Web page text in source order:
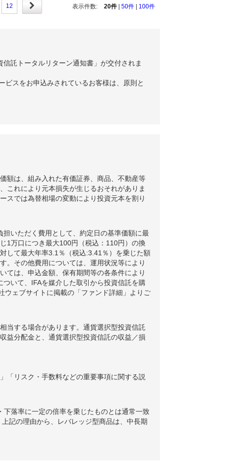
12 表示件数: 20件 50件 100件
託トータルリターン通知書」が交付されま
ビスをお申込みされているお客様は、原則と
額は、組み入れた有価証券、商品、不動産等
これにより元本損失が生じるおそれがありま
スでは為替相場の変動により投資元本を割り
いただく費用として、約定日の基準価額に最
1万口につき最大100円（税込：110円）の換
して最大年率3.1％（税込:3.41％）を乗じた額
。その他費用については、運用状況等により
ては、申込金額、保有期間等の各条件により
いて、IFAを媒介した取引から投資信託を購
ウェブサイトに掲載の「ファンド詳細」よりご
当する場合があります。通貨選択型投資信託
益分配金と、通貨選択型投資信託の収益／損
「リスク・手数料などの重要事項に関する説
落率に一定の倍率を乗じたものとは通常一致
記の理由から、レバレッジ型商品は、中長期